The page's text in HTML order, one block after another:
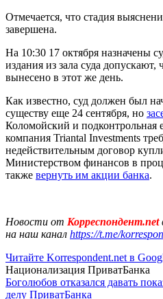
Отмечается, что стадия
завершена.
На 10:30 17 октября назначены
издания из зала суда
вынесено в этот же день.
Как известно, суд должен был
существу еще 24 сентября, но
Коломойский и подконтрольная
компания Triantal Investments
недействительным договор
Министерством финансов в
также вернуть им акции банка.
Новости от Корреспондент.net
на наш канал https://t.me/
Читайте Korrespondent.net в
Национализация ПриватБанка
Боголюбов отказался давать
делу ПриватБанка